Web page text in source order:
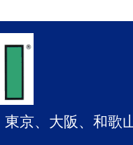
京、大阪、和歌